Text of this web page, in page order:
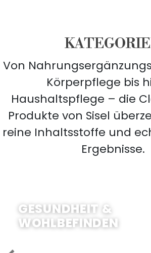
Von
Körperpflege bis
Haushaltspflege – die
Produkte von Sisel
reine Inhaltsstoffe und
Ergebnisse.
GESUNDHEIT &
WOHLBEFINDEN